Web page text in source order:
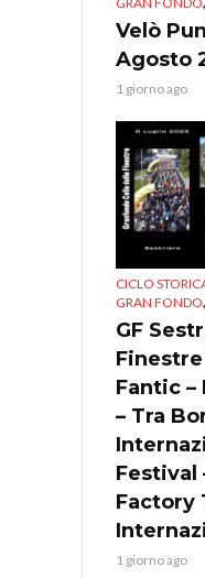
Velò
Agosto
1 giorno ago
CICLO
GRAN FONDO,
GF
Fantic –
– Tra
Festival
Factory
1 giorno ago